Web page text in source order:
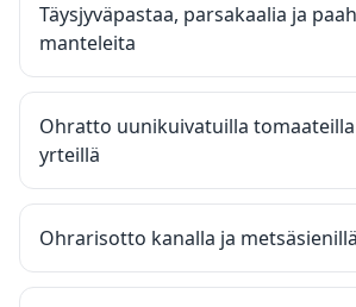
Täysjyväpastaa, parsakaalia ja
manteleita
Ohratto uunikuivatuilla
yrteillä
Ohrarisotto kanalla ja metsäsienillä